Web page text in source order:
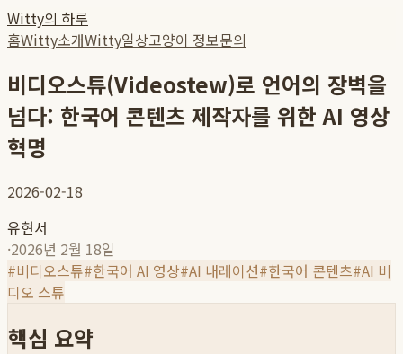
Witty의 하루
홈Witty소개Witty일상고양이 정보문의
비디오스튜(Videostew)로 언어의 장벽을
넘다: 한국어 콘텐츠 제작자를 위한 AI 영상
혁명
2026-02-18
유현서
·2026년 2월 18일
#비디오스튜#한국어 AI 영상#AI 내레이션#한국어 콘텐츠#AI 비
디오 스튜
핵심 요약